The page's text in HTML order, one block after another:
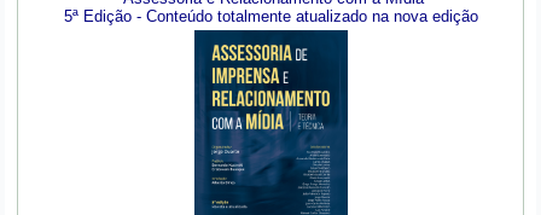
5ª Edição - Conteúdo totalmente atualizado na nova edição